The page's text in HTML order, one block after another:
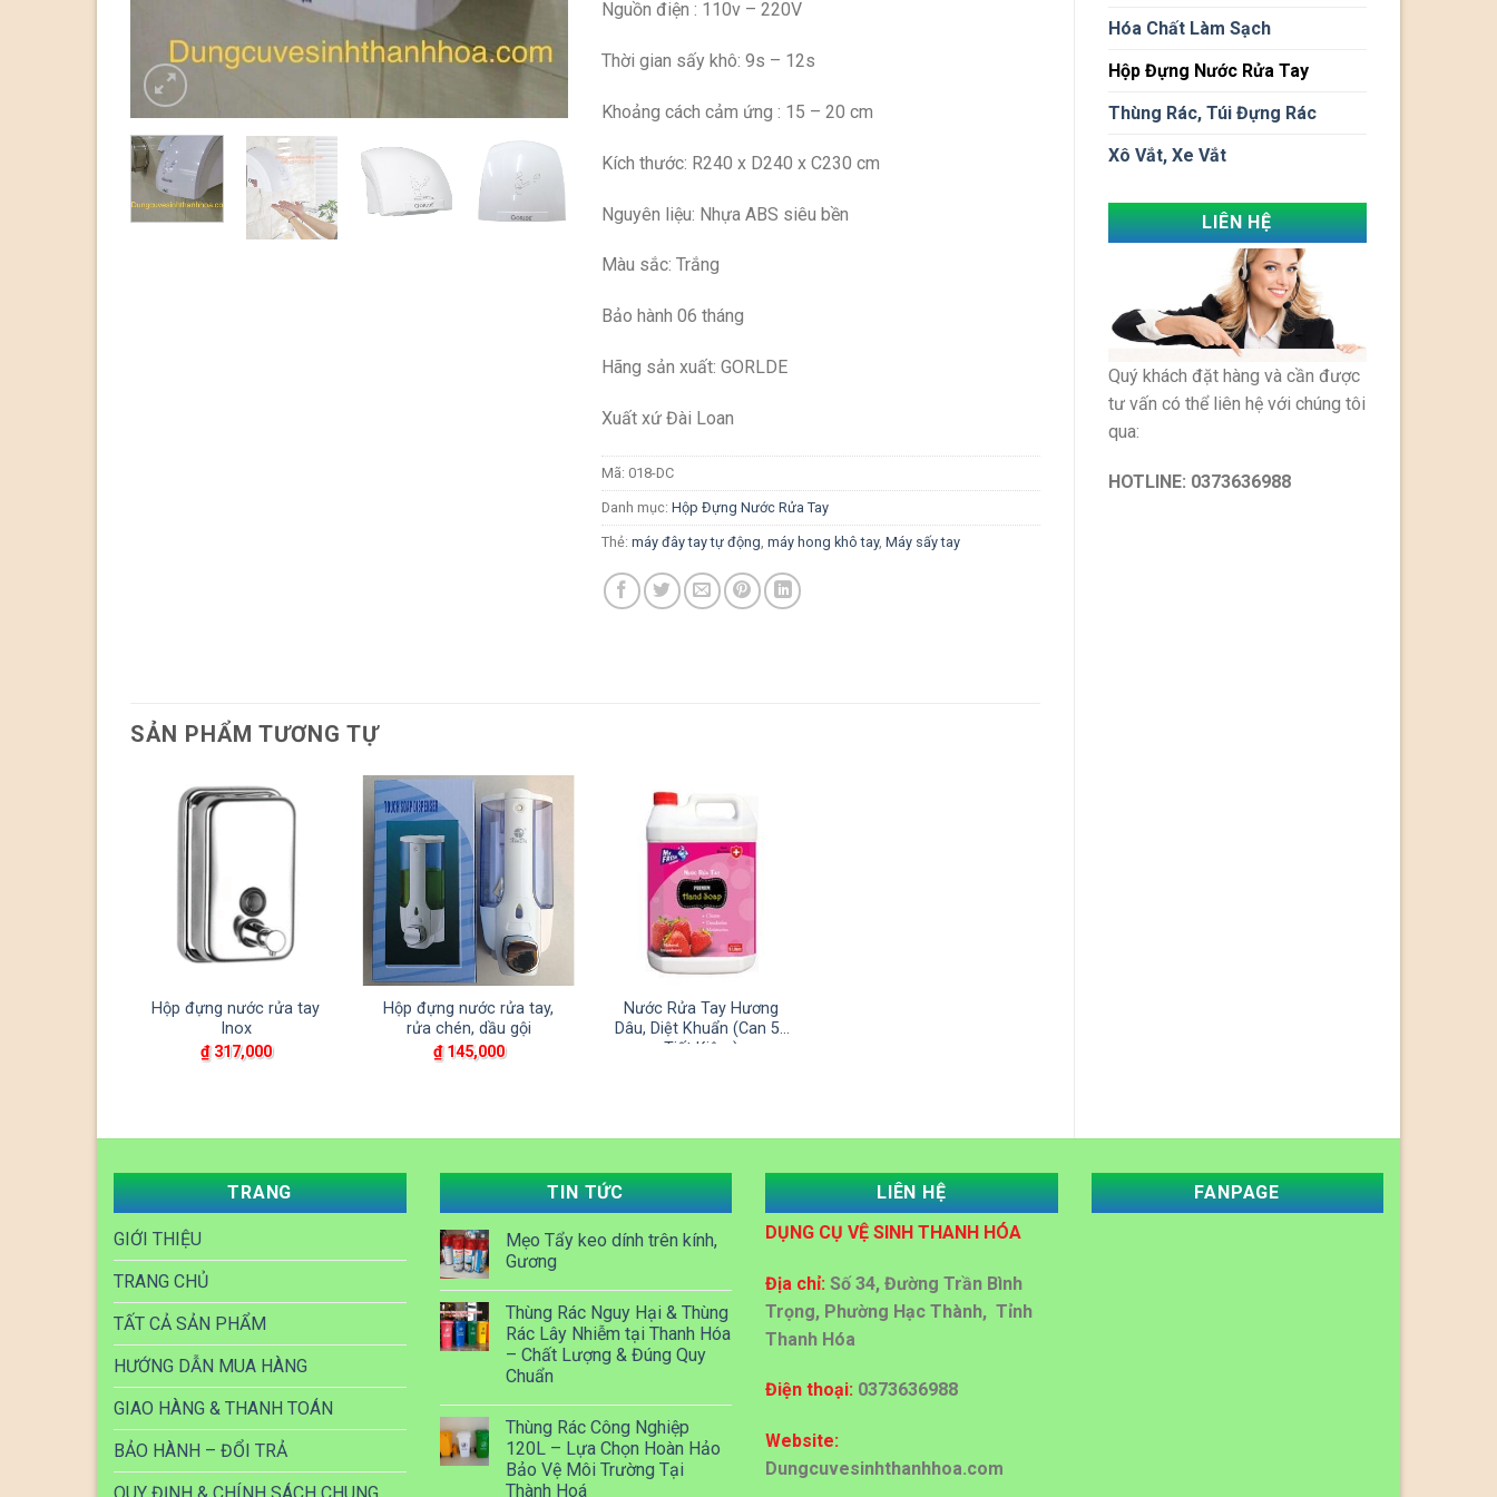
Hóa Chất Làm Sạch
Hộp Đựng Nước Rửa Tay
Thùng Rác, Túi Đựng Rác
Xô Vắt, Xe Vắt
LIÊN HỆ
Quý khách đặt hàng và cần được
tư vấn có thể liên hệ với chúng tôi
qua:
HOTLINE: 0373636988
Nguồn điện : 110v – 220V
Thời gian sấy khô: 9s – 12s
Khoảng cách cảm ứng : 15 – 20 cm
Kích thước: R240 x D240 x C230 cm
Nguyên liệu: Nhựa ABS siêu bền
Màu sắc: Trắng
Bảo hành 06 tháng
Hãng sản xuất: GORLDE
Xuất xứ Đài Loan
Mã:018-DC
Danh mục:Hộp Đựng Nước Rửa Tay
Thẻ:máy đây tay tự động ,máy hong khô tay,Máy sấy tay
SẢN PHẨM TƯƠNG TỰ
Hộp đựng nước rửa tay
Inox
₫317,000
Hộp đựng nước rửa tay,
rửa chén, dầu gội
₫145,000
Nước Rửa Tay Hương
Dâu, Diệt Khuẩn (Can 5L
Tiết Kiệm)
TRANG
GIỚI THIỆU
TRANG CHỦ
TẤT CẢ SẢN PHẨM
HƯỚNG DẪN MUA HÀNG
GIAO HÀNG & THANH TOÁN
BẢO HÀNH – ĐỔI TRẢ
TIN TỨC
Mẹo Tẩy keo dính trên kính,
Gương
Thùng Rác Nguy Hại & Thùng
Rác Lây Nhiễm tại Thanh Hóa
– Chất Lượng & Đúng Quy
Chuẩn
Thùng Rác Công Nghiệp
120L – Lựa Chọn Hoàn Hảo
Bảo Vệ Môi Trường Tại
Thành Hoá
LIÊN HỆ
DỤNG CỤ VỆ SINH THANH HÓA
Địa chỉ: Số 34, Đường Trần Bình
Trọng, Phường Hạc Thành, Tỉnh
Thanh Hóa
Điện thoại: 0373636988
Website:
Dungcuvesinhthanhhoa.com
FANPAGE